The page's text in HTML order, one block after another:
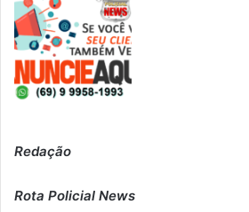
Redação
Rota Policial News